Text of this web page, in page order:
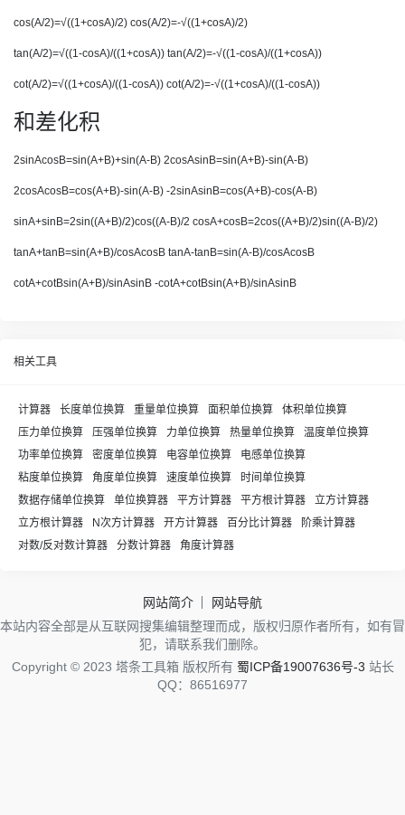
cos(A/2)=√((1+cosA)/2) cos(A/2)=-√((1+cosA)/2)
tan(A/2)=√((1-cosA)/((1+cosA)) tan(A/2)=-√((1-cosA)/((1+cosA))
cot(A/2)=√((1+cosA)/((1-cosA)) cot(A/2)=-√((1+cosA)/((1-cosA))
和差化积
2sinAcosB=sin(A+B)+sin(A-B) 2cosAsinB=sin(A+B)-sin(A-B)
2cosAcosB=cos(A+B)-sin(A-B) -2sinAsinB=cos(A+B)-cos(A-B)
sinA+sinB=2sin((A+B)/2)cos((A-B)/2 cosA+cosB=2cos((A+B)/2)sin((A-B)/2)
tanA+tanB=sin(A+B)/cosAcosB tanA-tanB=sin(A-B)/cosAcosB
cotA+cotBsin(A+B)/sinAsinB -cotA+cotBsin(A+B)/sinAsinB
相关工具
计算器 长度单位换算 重量单位换算 面积单位换算
体积单位换算
压力单位换算
压强单位换算 力单位换算 热量单位换算
温度单位换算
功率单位换算
密度单位换算 电容单位换算
电感单位换算
粘度单位换算
角度单位换算 速度单位换算
时间单位换算
数据存储单位换算
单位换算器 平方计算器 平方根计算器
立方计算器
立方根计算器
N次方计算器 开方计算器 百分比计算器
阶乘计算器
对数/反对数计算器
分数计算器 角度计算器
网站简介
网站导航
本站内容全部是从互联网搜集编辑整理而成，版权归原作者所有，如有冒
犯，请联系我们删除。
Copyright © 2023 塔条工具箱 版权所有 蜀ICP备19007636号-3 站长
QQ：86516977